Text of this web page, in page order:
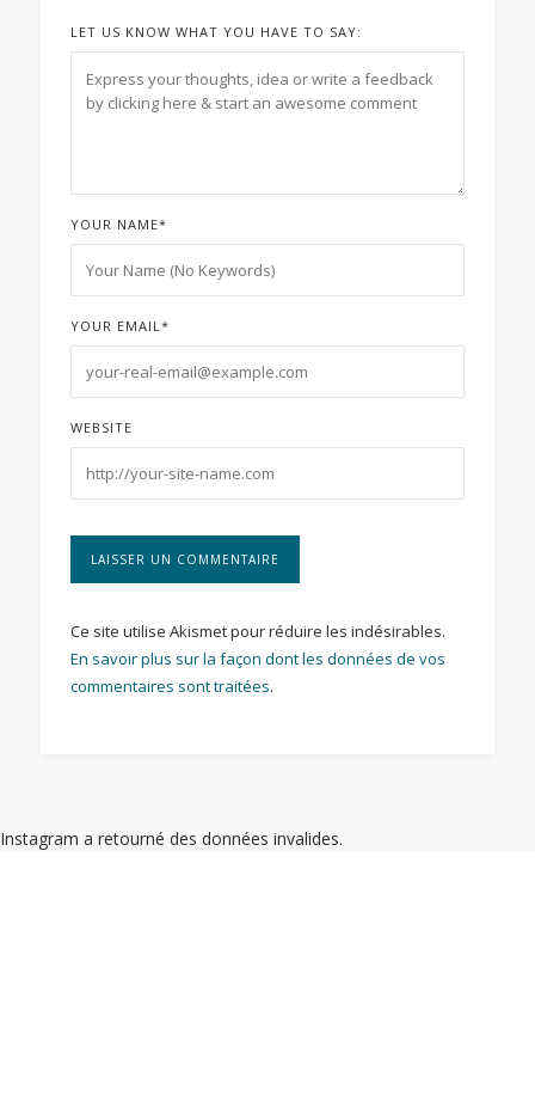
LET US KNOW WHAT YOU HAVE TO SAY:
YOUR NAME*
YOUR EMAIL *
WEBSITE
Ce site utilise Akismet pour réduire les indésirables.
En savoir plus sur la façon dont les données de vos
commentaires sont traitées.
Instagram a retourné des données invalides.